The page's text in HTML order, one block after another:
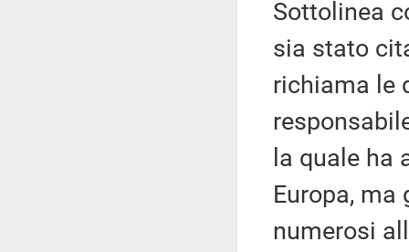
Sottolinea
sia stato
richiama le
la quale
Europa,
numerosi